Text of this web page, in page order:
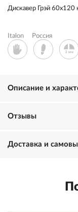
Дискавер Грэй 60x120
Italon Россия
Описание и
Отзывы
Доставка и